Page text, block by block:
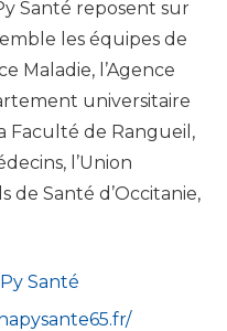
Santé reposent sur
les équipes de
Maladie, l’Agence
universitaire
Faculté de Rangueil,
l’Union
de Santé d’Occitanie,
Santé